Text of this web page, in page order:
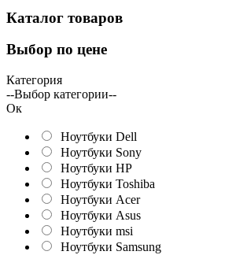
Каталог товаров
Выбор по цене
Категория
--Выбор категории--
Ок
Ноутбуки Dell
Ноутбуки Sony
Ноутбуки HP
Ноутбуки Toshiba
Ноутбуки Acer
Ноутбуки Asus
Ноутбуки msi
Ноутбуки Samsung